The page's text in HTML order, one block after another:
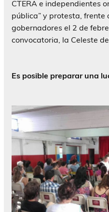
CTERA e independientes
pública” y protesta, frente
gobernadores el 2 de
convocatoria, la Celeste
Es posible preparar una